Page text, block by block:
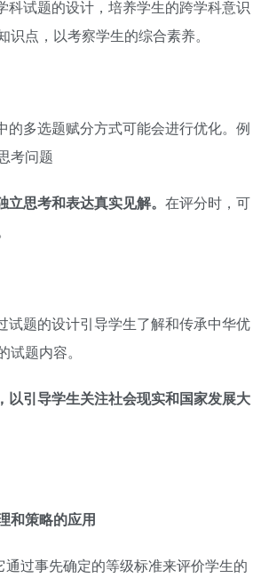
科试题的设计，培养学生的跨学科意识
点，以考察学生的综合素养。
多选题赋分方式可能会进行优化。例
考问题
思考和表达真实见解。 在评分时，可
题的设计引导学生了解和传承中华优
题内容。
引导学生关注社会现实和国家发展大
和策略的应用
过事先确定的等级标准来评价学生的